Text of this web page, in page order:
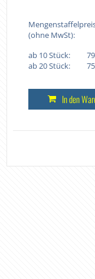
(ohne MwSt):
ab 10 Stück:
ab 20 Stück:
In den